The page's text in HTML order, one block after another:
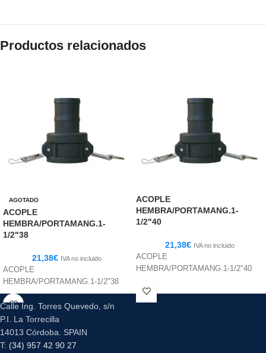
Productos relacionados
AGOTADO
ACOPLE
HEMBRA/PORTAMANG.1-
1/2"38
21,38€ IVA no incluido
ACOPLE
HEMBRA/PORTAMANG.1-1/2"38
ACOPLE
HEMBRA/PORTAMANG.1-
1/2"40
21,38€ IVA no incluido
ACOPLE
HEMBRA/PORTAMANG.1-1/2"40
Calle Ing. Torres Quevedo, s/n
P.I. La Torrecilla
14013 Córdoba. SPAIN
T: (34) 957 42 90 27